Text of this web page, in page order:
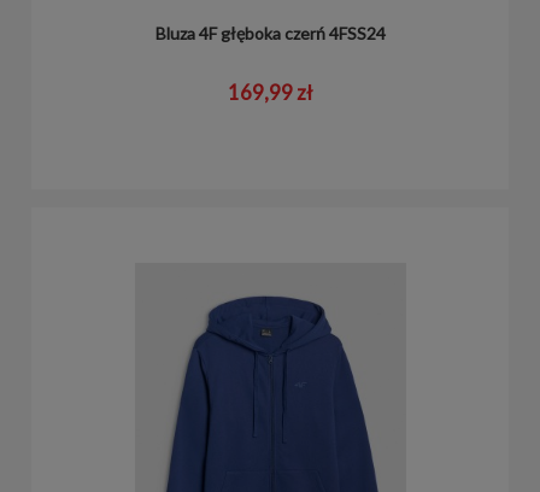
Bluza 4F głęboka czerń 4FSS24
169,99 zł